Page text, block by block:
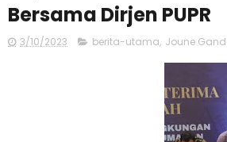
Bersama Dirjen PUPR
3/10/2023 berita-utama, Joune